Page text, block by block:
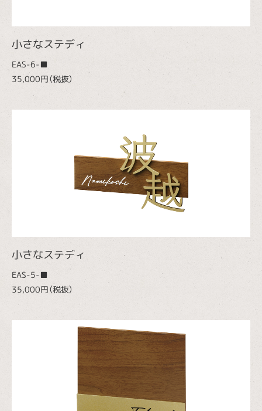
小さなステディ
EAS-6-■
35,000円（税抜）
小さなステディ
EAS-5-■
35,000円（税抜）